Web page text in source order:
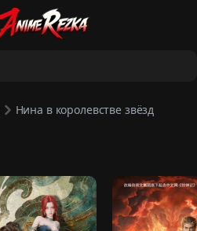
Нина в королевстве звёзд